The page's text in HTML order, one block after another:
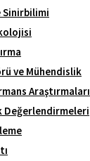
Sinirbilimi
ve Mühendislik
Araştırmaları
Değerlendirmeleri